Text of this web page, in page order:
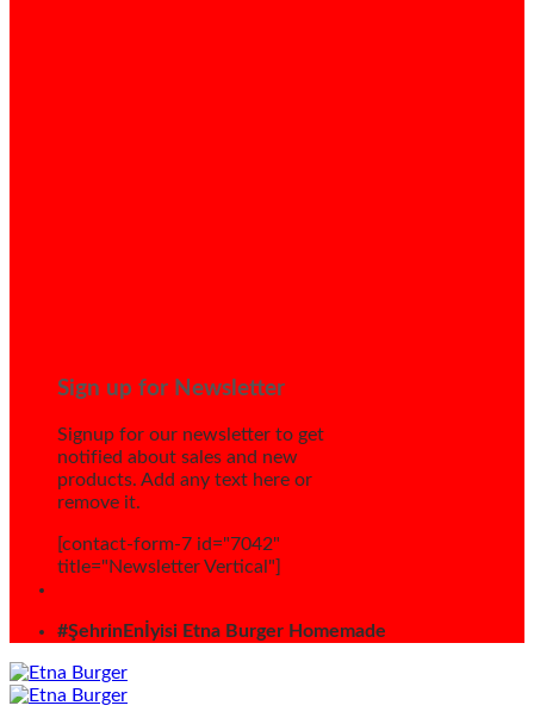
Sign up for Newsletter
Signup for our newsletter to get
notified about sales and new
products. Add any text here or
remove it.
[contact-form-7 id="7042"
title="Newsletter Vertical"]
#ŞehrinEnİyisi Etna Burger Homemade